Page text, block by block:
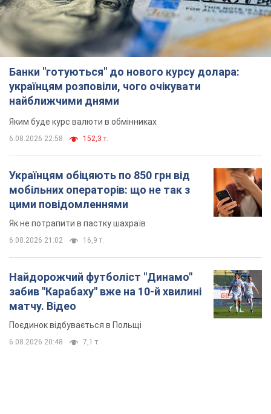
Банки "готуються" до нового курсу долара:
українцям розповіли, чого очікувати
найближчими днями
Яким буде курс валюти в обмінниках
6.08.2026 22:58 152,3 т.
Українцям обіцяють по 850 грн від
мобільних операторів: що не так з
цими повідомленнями
Як не потрапити в пастку шахраїв
6.08.2026 21:02 16,9 т.
Найдорожчий футболіст "Динамо"
забив "Карабаху" вже на 10-й хвилині
матчу. Відео
Поєдинок відбувається в Польщі
6.08.2026 20:48 7,1 т.